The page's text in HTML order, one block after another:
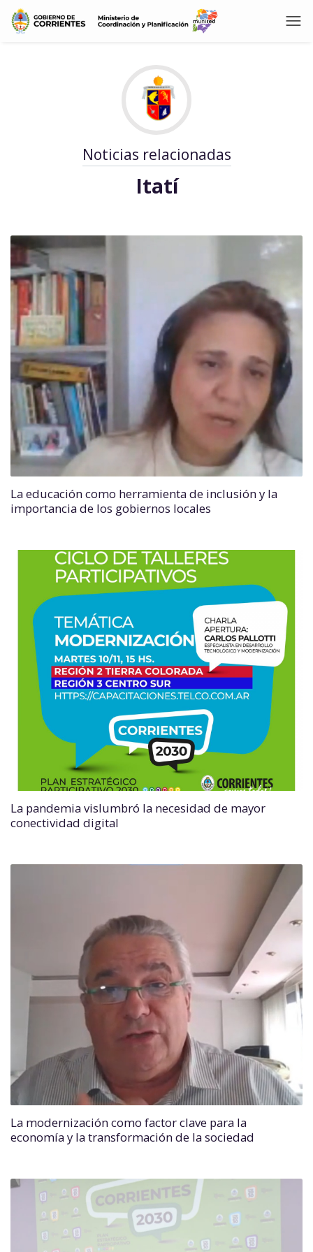
Noticias relacionadas
Itatí
La educación como herramienta de inclusión y la
importancia de los gobiernos locales
La pandemia vislumbró la necesidad de mayor
conectividad digital
La modernización como factor clave para la
economía y la transformación de la sociedad